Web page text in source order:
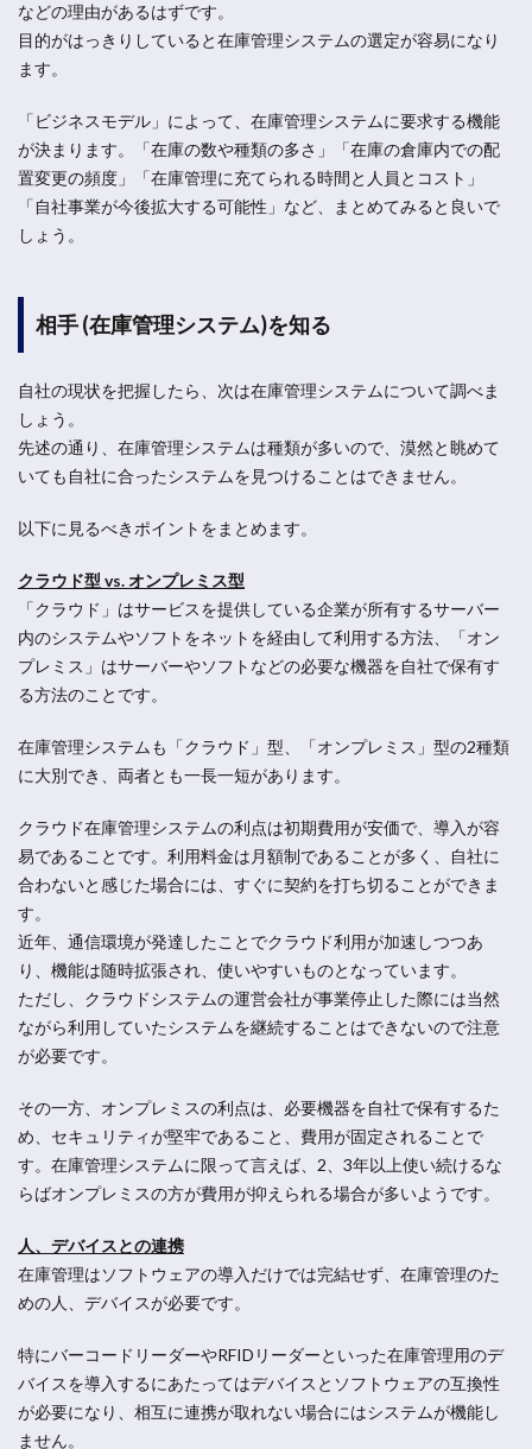
などの理由があるはずです。
目的がはっきりしていると在庫管理システムの選定が容易になり
ます。
「ビジネスモデル」によって、在庫管理システムに要求する機能
が決まります。「在庫の数や種類の多さ」「在庫の倉庫内での配
置変更の頻度」「在庫管理に充てられる時間と人員とコスト」
「自社事業が今後拡大する可能性」など、まとめてみると良いで
しょう。
相手 (在庫管理システム)を知る
自社の現状を把握したら、次は在庫管理システムについて調べま
しょう。
先述の通り、在庫管理システムは種類が多いので、漠然と眺めて
いても自社に合ったシステムを見つけることはできません。
以下に見るべきポイントをまとめます。
クラウド型 vs. オンプレミス型
「クラウド」はサービスを提供している企業が所有するサーバー
内のシステムやソフトをネットを経由して利用する方法、「オン
プレミス」はサーバーやソフトなどの必要な機器を自社で保有す
る方法のことです。
在庫管理システムも「クラウド」型、「オンプレミス」型の2種類
に大別でき、両者とも一長一短があります。
クラウド在庫管理システムの利点は初期費用が安価で、導入が容
易であることです。利用料金は月額制であることが多く、自社に
合わないと感じた場合には、すぐに契約を打ち切ることができま
す。
近年、通信環境が発達したことでクラウド利用が加速しつつあ
り、機能は随時拡張され、使いやすいものとなっています。
ただし、クラウドシステムの運営会社が事業停止した際には当然
ながら利用していたシステムを継続することはできないので注意
が必要です。
その一方、オンプレミスの利点は、必要機器を自社で保有するた
め、セキュリティが堅牢であること、費用が固定されることで
す。在庫管理システムに限って言えば、2、3年以上使い続けるな
らばオンプレミスの方が費用が抑えられる場合が多いようです。
人、デバイスとの連携
在庫管理はソフトウェアの導入だけでは完結せず、在庫管理のた
めの人、デバイスが必要です。
特にバーコードリーダーやRFIDリーダーといった在庫管理用のデ
バイスを導入するにあたってはデバイスとソフトウェアの互換性
が必要になり、相互に連携が取れない場合にはシステムが機能し
ません。